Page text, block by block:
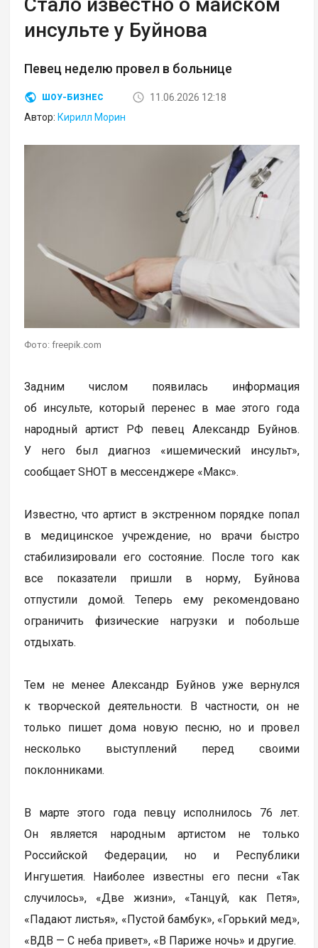
инсульте у Буйнова
Певец неделю провел в больнице
ШОУ-БИЗНЕС
11.06.2026 12:18
Автор: Кирилл Морин
Фото: freepik.com
Задним числом появилась информация
об инсульте, который перенес в мае этого года
народный артист РФ певец Александр Буйнов.
У него был диагноз «ишемический инсульт»,
сообщает SHOT в мессенджере «Макс».
Известно, что артист в экстренном порядке попал
в медицинское учреждение, но врачи быстро
стабилизировали его состояние. После того как
все показатели пришли в норму, Буйнова
отпустили домой. Теперь ему рекомендовано
ограничить физические нагрузки и побольше
отдыхать.
Тем не менее Александр Буйнов уже вернулся
к творческой деятельности. В частности, он не
только пишет дома новую песню, но и провел
несколько выступлений перед своими
поклонниками.
В марте этого года певцу исполнилось 76 лет.
Он является народным артистом не только
Российской Федерации, но и Республики
Ингушетия. Наиболее известны его песни «Так
случилось», «Две жизни», «Танцуй, как Петя»,
«Падают листья», «Пустой бамбук», «Горький мед»,
«ВДВ — С неба привет», «В Париже ночь» и другие.